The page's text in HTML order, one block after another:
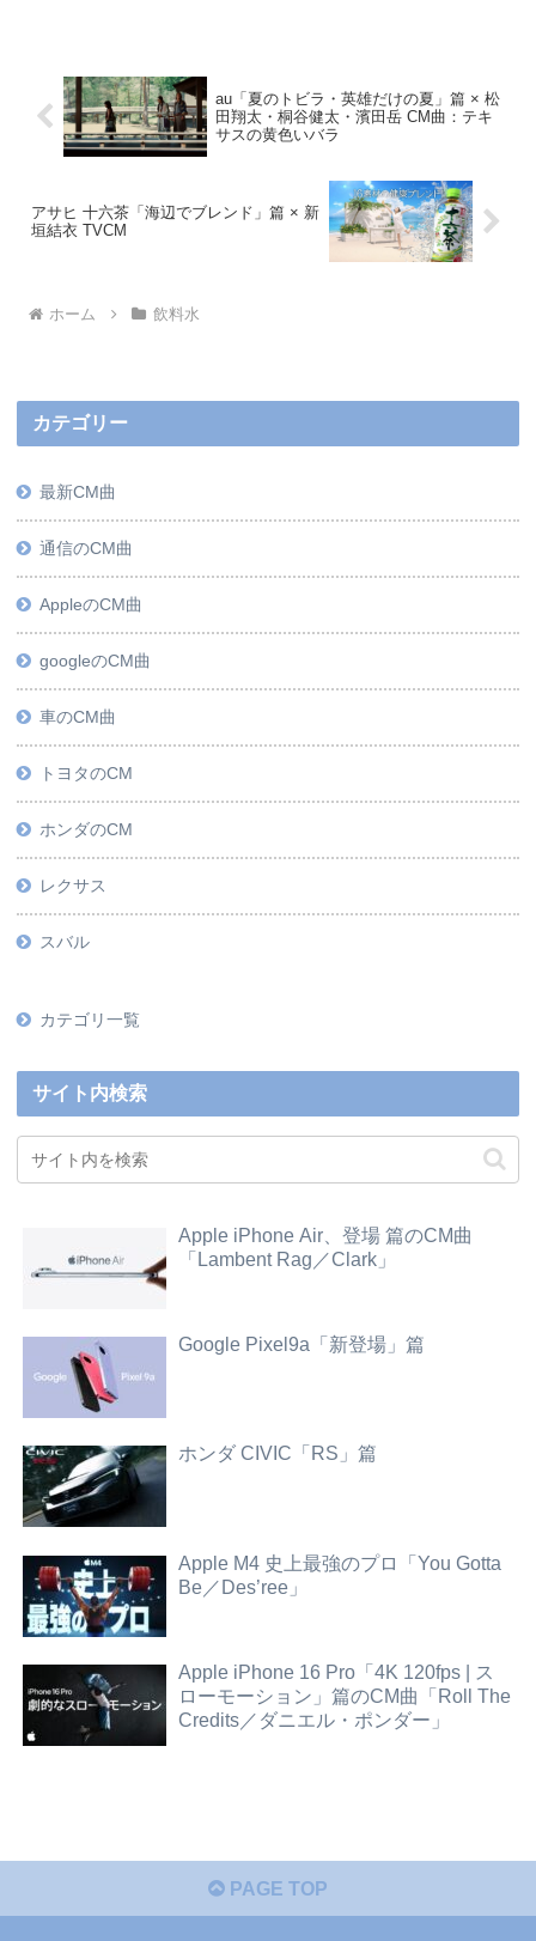
au「夏のトビラ・英雄だけの夏」篇 × 松
田翔太・桐谷健太・濱田岳 CM曲：テキ
サスの黄色いバラ
アサヒ 十六茶「海辺でブレンド」篇 × 新
垣結衣 TVCM
ホーム 飲料水
カテゴリー
最新CM曲
通信のCM曲
AppleのCM曲
googleのCM曲
車のCM曲
トヨタのCM
ホンダのCM
レクサス
スバル
カテゴリ一覧
サイト内検索
Apple iPhone Air、登場 篇のCM曲
「Lambent Rag／Clark」
Google Pixel9a「新登場」篇
ホンダ CIVIC「RS」篇
Apple M4 史上最強のプロ「You Gotta
Be／Des’ree」
Apple iPhone 16 Pro「4K 120fps | ス
ローモーション」篇のCM曲「Roll The
Credits／ダニエル・ポンダー」
PAGE TOP